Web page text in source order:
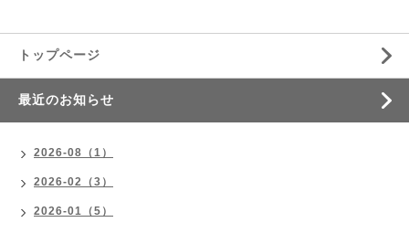
トップページ
最近のお知らせ
2026-08（1）
2026-02（3）
2026-01（5）